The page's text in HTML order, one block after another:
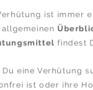
ist immer
allgemeinen
findest
Du eine Verhütung
ist oder ihre